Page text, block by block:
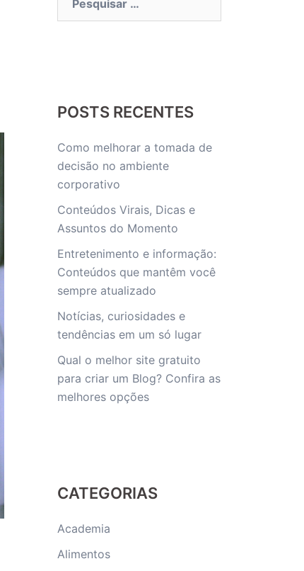
POSTS RECENTES
Como melhorar a tomada de
decisão no ambiente
corporativo
Conteúdos Virais, Dicas e
Assuntos do Momento
Entretenimento e informação:
Conteúdos que mantêm você
sempre atualizado
Notícias, curiosidades e
tendências em um só lugar
Qual o melhor site gratuito
para criar um Blog? Confira as
melhores opções
CATEGORIAS
Academia
Alimentos